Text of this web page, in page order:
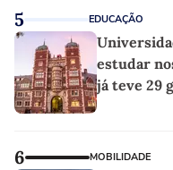
5 EDUCAÇÃO
estudar
já teve 29
6 MOBILIDADE